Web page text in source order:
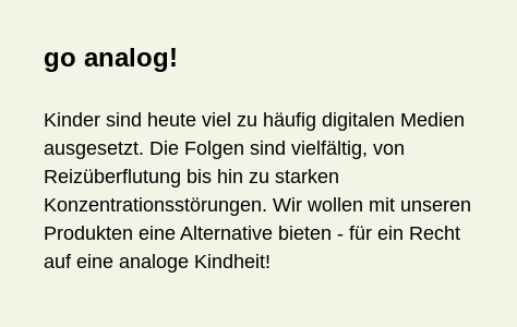
go analog!
Kinder sind heute viel zu häufig digitalen Medien
ausgesetzt. Die Folgen sind vielfältig, von
Reizüberflutung bis hin zu starken
Konzentrationsstörungen. Wir wollen mit unseren
Produkten eine Alternative bieten - für ein Recht
auf eine analoge Kindheit!